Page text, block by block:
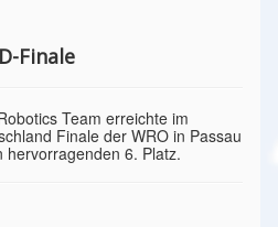
Finale
Team erreichte im
Finale der WRO in Passau
hervorragenden 6. Platz.